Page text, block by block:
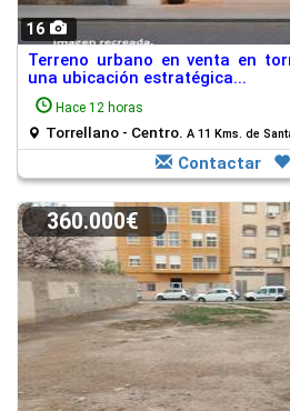
16
Terreno urbano en venta en
una ubicación estratégica...
Hace 12 horas
Torrellano - Centro. A 11 Kms. de
Contactar
360.000€